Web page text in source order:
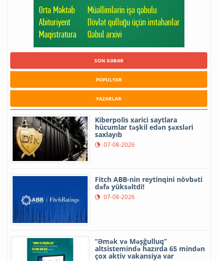
SON XƏBƏR
POPULYAR
YAZARLAR
Kiberpolis xarici saytlara
hücumlar təşkil edən şəxsləri
saxlayıb
07-08-2026
Fitch ABB-nin reytinqini növbəti
dəfə yüksəltdi!
07-08-2026
“Əmək və Məşğulluq”
altsistemində hazırda 65 mindən
çox aktiv vakansiya var